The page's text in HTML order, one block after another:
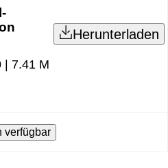
7.41 M
Herunterladen
verfügbar